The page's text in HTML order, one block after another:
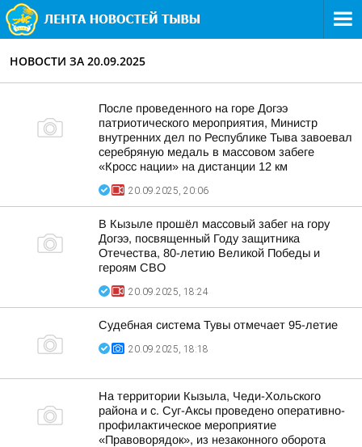
НОВОСТИ ЗА 20.09.2025
После проведенного на горе Догээ
патриотического мероприятия, Министр
внутренних дел по Республике Тыва завоевал
серебряную медаль в массовом забеге
«Кросс нации» на дистанции 12 км
20.09.2025, 20:06
В Кызыле прошёл массовый забег на гору
Догээ, посвященный Году защитника
Отечества, 80-летию Великой Победы и
героям СВО
20.09.2025, 18:24
Судебная система Тувы отмечает 95-летие
20.09.2025, 18:18
На территории Кызыла, Чеди-Хольского
района и с. Суг-Аксы проведено оперативно-
профилактическое мероприятие
«Правоворядок», из незаконного оборота